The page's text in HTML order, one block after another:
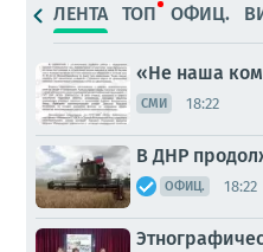
ЛЕНТА ТОП ОФИЦ.
«Не наша
СМИ 18:22
В ДНР
ОФИЦ. 18:22